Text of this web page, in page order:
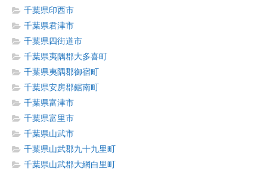
千葉県印西市
千葉県君津市
千葉県四街道市
千葉県夷隅郡大多喜町
千葉県夷隅郡御宿町
千葉県安房郡鋸南町
千葉県富津市
千葉県富里市
千葉県山武市
千葉県山武郡九十九里町
千葉県山武郡大網白里町